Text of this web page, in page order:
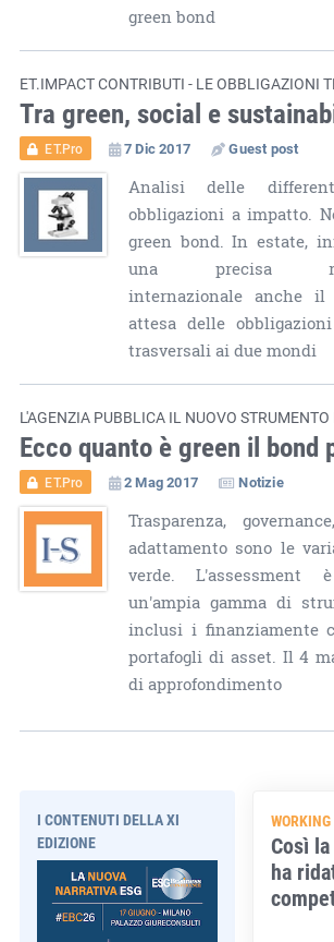
green bond
ET.IMPACT CONTRIBUTI - LE OBBLIGAZIONI
Tra green, social e
ET.Pro 7 Dic 2017 Guest post
Analisi delle
obbligazioni a impatto.
green bond. In estate,
una precisa
internazionale anche
attesa delle
trasversali ai due mondi
L'AGENZIA PUBBLICA IL NUOVO
Ecco quanto è green il bond
ET.Pro 2 Mag 2017 Notizie
Trasparenza,
adattamento sono le
verde. L'assessment
un'ampia gamma di
inclusi i finanziamente
portafogli di asset. Il 4
di approfondimento
I CONTENUTI DELLA XI
EDIZIONE
Così
ha